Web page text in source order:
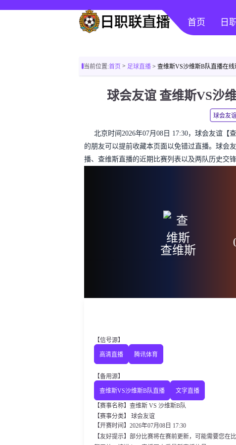
首页 日
当前位置:首页 > 足球直播 > 查维斯VS沙维斯B队直播在线
球会友谊 查维斯VS沙
球会友
北京时间2026年07月08日 17:30，球会友谊
的朋友可以提前收藏本页面以免错过直播。球会
播、查维斯直播的近期比赛列表以及两队历史交锋
查维斯
【信号源】
高清直播 腾讯体育
【备用源】
查维斯VS沙维斯B队直播 文字直播
【赛事名称】查维斯 VS 沙维斯B队
【赛事分类】 球会友谊
【开赛时间】2026年07月08日 17:30
【友好提示】部分比赛将在赛前更新，可能需要您